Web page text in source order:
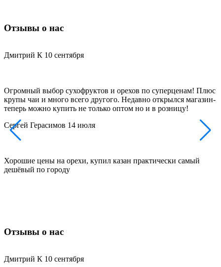
Отзывы о нас
Дмитрий К 10 сентября
Огромный выбор сухофруктов и орехов по суперценам! Плюс
крупы чаи и много всего другого. Недавно открылся магазин-
теперь можно купить не только оптом но и в розницу!
Сергей Герасимов 14 июля
Хорошие цены на орехи, купил казан практически самый
дешёвый по городу
Отзывы о нас
Дмитрий К 10 сентября